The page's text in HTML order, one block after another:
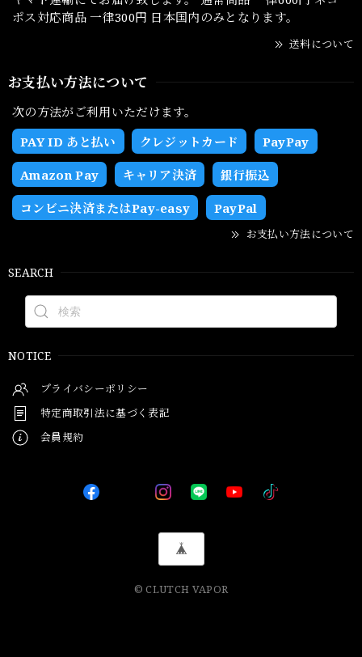
ポス対応商品 一律300円 日本国内のみとなります。
送料について
お支払い方法について
次の方法がご利用いただけます。
PAY ID あと払い
クレジットカード PayPay
Amazon Pay キャリア決済 銀行振込
コンビニ決済またはPay-easy PayPal
お支払い方法について
SEARCH
NOTICE
プライバシーポリシー
特定商取引法に基づく表記
会員規約
© CLUTCH VAPOR